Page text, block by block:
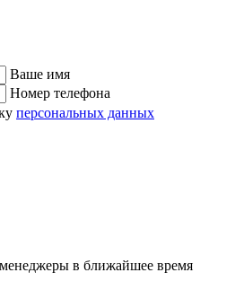
Ваше имя
Номер телефона
персональных данных
в ближайшее время